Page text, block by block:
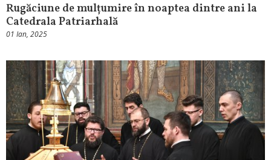
Rugăciune de mulțumire în noaptea dintre ani la
Catedrala Patriarhală
01 Ian, 2025